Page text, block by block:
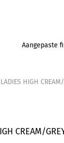
Aangepaste
HIGH
CREAM/